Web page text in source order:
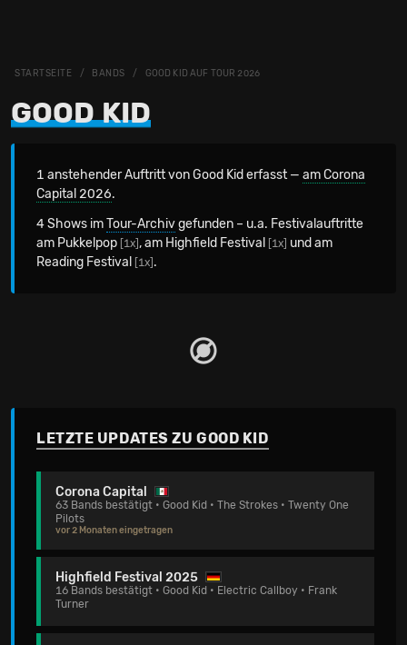
STARTSEITE BANDS GOOD KID AUF TOUR 2026
GOOD KID
1 anstehender Auftritt von Good Kid erfasst — am Corona
Capital 2026.
4 Shows imTour-Archivgefunden – u.a. Festivalauftritte
am Pukkelpop [1x] , am Highfield Festival [1x] und am
Reading Festival
[1x] .
LETZTE UPDATES ZU GOOD KID
Corona Capital
63 Bands bestätigt • Good Kid • The Strokes • Twenty One
Pilots
vor 2 Monaten eingetragen
Highfield Festival 2025
16 Bands bestätigt • Good Kid • Electric Callboy • Frank
Turner